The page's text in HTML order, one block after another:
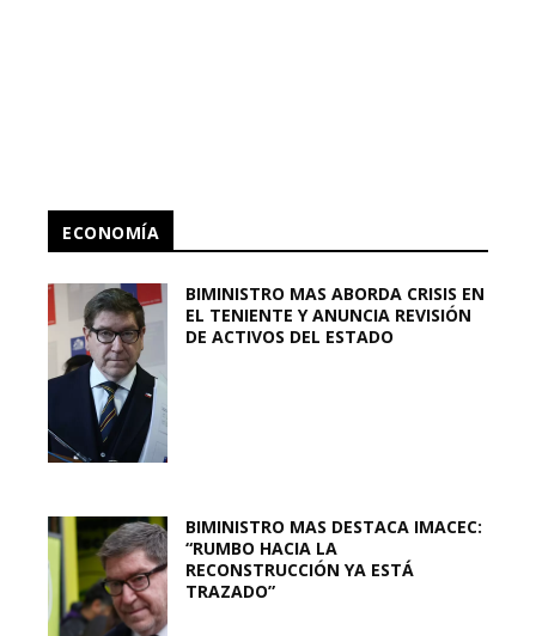
ECONOMÍA
BIMINISTRO MAS ABORDA CRISIS EN
EL TENIENTE Y ANUNCIA REVISIÓN
DE ACTIVOS DEL ESTADO
BIMINISTRO MAS DESTACA IMACEC:
“RUMBO HACIA LA
RECONSTRUCCIÓN YA ESTÁ
TRAZADO”